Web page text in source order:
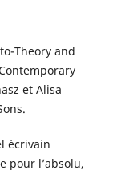
Theory and
et Alisa
écrivain
pour l’absolu,